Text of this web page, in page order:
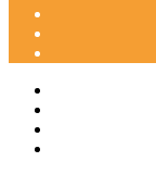
Facebook
Google+
Одноклассники
WhatsApp
Telegram
Viber
Кнопка
«Наверх»
Закрыть